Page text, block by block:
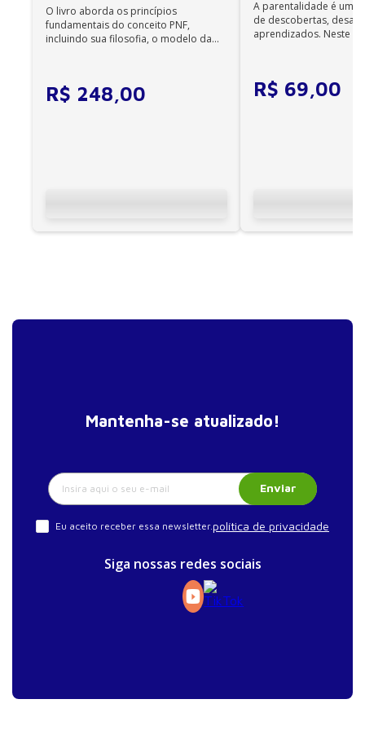
• Em sistemas Linux e Windows Phone, seus e-books
podem ser acessados on-line; •
Não é permitida a impressão dos e-books;
Os e-books adquiridos no site da Editora Manole
não são compatíveis com os aplicativos e
O livro aborda os princípios
fundamentais do conceito PNF,
incluindo sua filosofia, o modelo da
R$ 248,00
A parentalidade é uma
de descobertas,
aprendizados. Neste
R$ 69,00
Mantenha-se atualizado!
Enviar
Eu aceito receber essa newsletter. política de privacidade
Siga nossas redes sociais